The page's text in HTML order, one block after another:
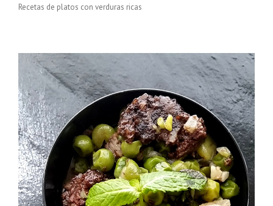
Recetas de platos con verduras ricas